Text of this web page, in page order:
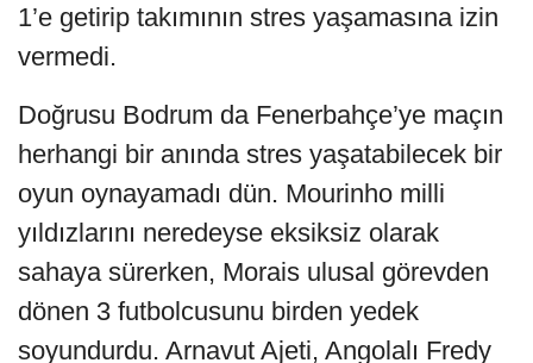
1’e getirip takımının stres yaşamasına izin
vermedi.
Doğrusu Bodrum da Fenerbahçe’ye maçın
herhangi bir anında stres yaşatabilecek bir
oyun oynayamadı dün. Mourinho milli
yıldızlarını neredeyse eksiksiz olarak
sahaya sürerken, Morais ulusal görevden
dönen 3 futbolcusunu birden yedek
soyundurdu. Arnavut Ajeti, Angolalı Fredy